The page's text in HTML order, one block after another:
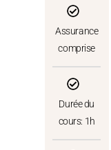
Assurance
comprise
Durée du
cours: 1h